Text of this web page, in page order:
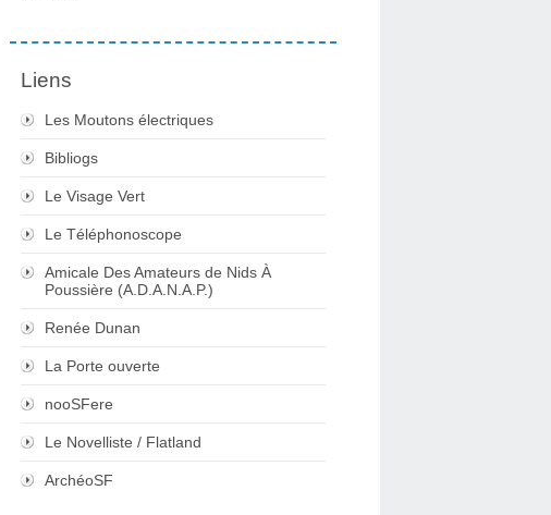
Liens
Les Moutons électriques
Bibliogs
Le Visage Vert
Le Téléphonoscope
Amicale Des Amateurs de Nids À
Poussière (A.D.A.N.A.P.)
Renée Dunan
La Porte ouverte
nooSFere
Le Novelliste / Flatland
ArchéoSF